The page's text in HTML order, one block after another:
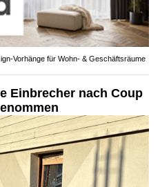
Vorhänge für Wohn- & Geschäftsräume
Einbrecher nach Coup